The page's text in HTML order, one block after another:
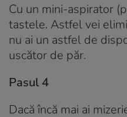
Cu un mini-aspirator
tastele. Astfel vei
nu ai un astfel de
uscător de păr.
Pasul 4
Dacă încă mai ai